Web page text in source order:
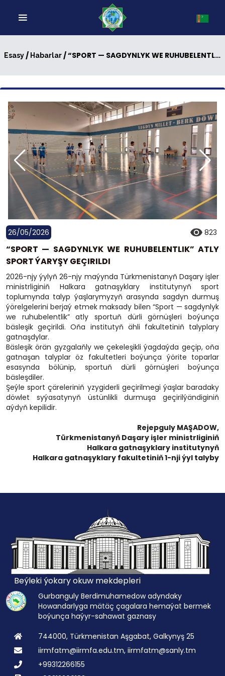
Esasy/ Habarlar/ “SPORT — SAGDYNLYK WE RUHUBELENTLIK” ATLY SPORT ÝARYŞY GEÇIRILDI
26/05/2026 823
“SPORT — SAGDYNLYK WE RUHUBELENTLIK” ATLY
SPORT ÝARYŞY GEÇIRILDI
2026-njy ýylyň 26-njy maýynda Türkmenistanyň Daşary işler
ministrliginiň Halkara gatnaşyklary institutynyň sport
toplumynda talyp ýaşlarymyzyň arasynda sagdyn durmuş
ýörelgelerini berjaý etmek maksady bilen “Sport — sagdynlyk
we ruhubelentlik” atly sportuň dürli görnüşleri boýunça
bäsleşik geçirildi. Oňa institutyň ähli fakultetiniň talyplary
gatnaşdylar.
Bäsleşik örän gyzgalaňly we çekeleşikli ýagdaýda geçip, oňa
gatnaşan talyplar öz fakultetleri boýunça ýörite toparlar
esasynda bölünip, sportuň dürli görnüşleri boýunça
bäsleşdiler.
Şeýle sport çäreleriniň yzygiderli geçirilmegi ýaşlar baradaky
döwlet syýasatynyň üstünlikli durmuşa geçirilýändiginiň
aýdyň kepilidir.
Rejepguly MAŞADOW,
Türkmenistanyň Daşary işler ministrliginiň
Halkara gatnaşyklary institutynyň
Halkara gatnaşyklary fakultetiniň 1-nji ýyl talyby
Beýleki ýokary okuw mekdepleri
Gurbanguly Berdimuhamedow adyndaky
Howandarlyga mätäç çagalara hemaýat bermek
boýunça haýyr-sahawat gaznasy
744000, Türkmenistan Aşgabat, Galkynyş 25
iirmfatm@iirmfa.edu.tm, iirmfatm@sanly.tm
+99312266155